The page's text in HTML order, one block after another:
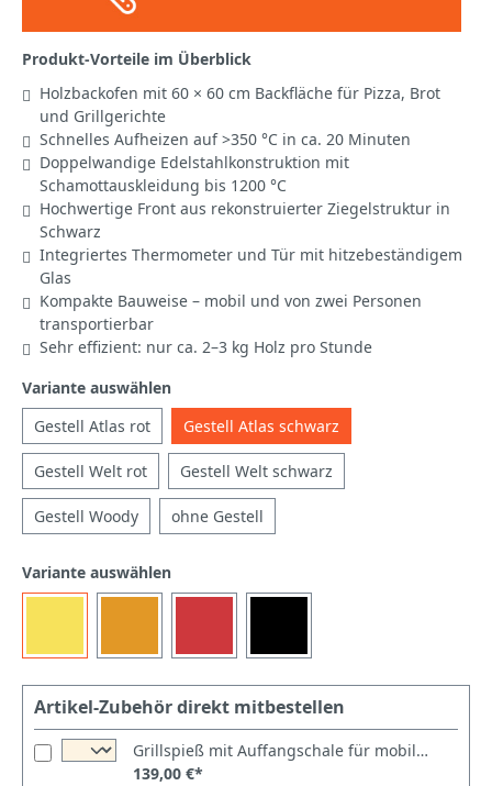
Produkt-Vorteile im Überblick
Holzbackofen mit 60 × 60 cm Backfläche für Pizza, Brot
und Grillgerichte
Schnelles Aufheizen auf >350 °C in ca. 20 Minuten
Doppelwandige Edelstahlkonstruktion mit
Schamottauskleidung bis 1200 °C
Hochwertige Front aus rekonstruierter Ziegelstruktur in
Schwarz
Integriertes Thermometer und Tür mit hitzebeständigem
Glas
Kompakte Bauweise – mobil und von zwei Personen
transportierbar
Sehr effizient: nur ca. 2–3 kg Holz pro Stunde
Variante auswählen
Gestell Atlas rot
Gestell Atlas schwarz
Gestell Welt rot Gestell Welt schwarz
Gestell Woody ohne Gestell
Variante auswählen
Artikel-Zubehör direkt mitbestellen
Grillspieß mit Auffangschale für mobilen Steinofen Maximus
139,00 €*